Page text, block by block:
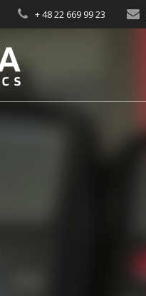
+ 48 22 669 99 23